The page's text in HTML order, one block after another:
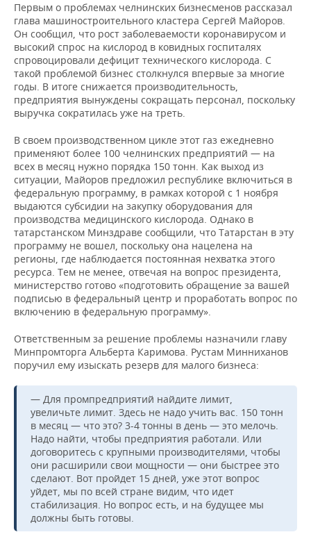
Первым о проблемах челнинских бизнесменов рассказал
глава машиностроительного кластера Сергей Майоров.
Он сообщил, что рост заболеваемости коронавирусом и
высокий спрос на кислород в ковидных госпиталях
спровоцировали дефицит технического кислорода. С
такой проблемой бизнес столкнулся впервые за многие
годы. В итоге снижается производительность,
предприятия вынуждены сокращать персонал, поскольку
выручка сократилась уже на треть.
В своем производственном цикле этот газ ежедневно
применяют более 100 челнинских предприятий — на
всех в месяц нужно порядка 150 тонн. Как выход из
ситуации, Майоров предложил республике включиться в
федеральную программу, в рамках которой с 1 ноября
выдаются субсидии на закупку оборудования для
производства медицинского кислорода. Однако в
татарстанском Минздраве сообщили, что Татарстан в эту
программу не вошел, поскольку она нацелена на
регионы, где наблюдается постоянная нехватка этого
ресурса. Тем не менее, отвечая на вопрос президента,
министерство готово «подготовить обращение за вашей
подписью в федеральный центр и проработать вопрос по
включению в федеральную программу».
Ответственным за решение проблемы назначили главу
Минпромторга Альберта Каримова. Рустам Минниханов
поручил ему изыскать резерв для малого бизнеса:
— Для промпредприятий найдите лимит,
увеличьте лимит. Здесь не надо учить вас. 150 тонн
в месяц — что это? 3-4 тонны в день — это мелочь.
Надо найти, чтобы предприятия работали. Или
договоритесь с крупными производителями, чтобы
они расширили свои мощности — они быстрее это
сделают. Вот пройдет 15 дней, уже этот вопрос
уйдет, мы по всей стране видим, что идет
стабилизация. Но вопрос есть, и на будущее мы
должны быть готовы.